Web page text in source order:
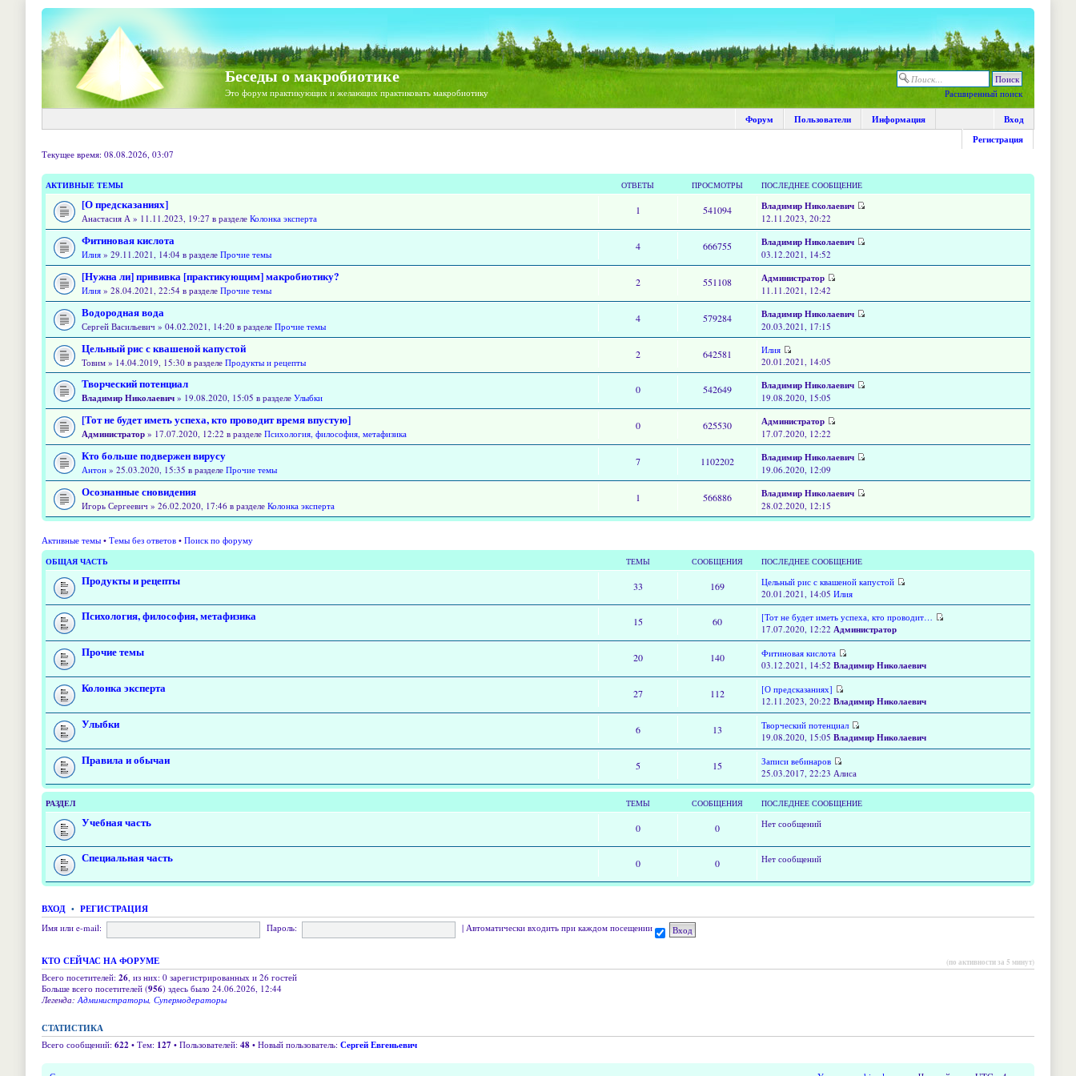
Беседы о макробиотике
Это форум практикующих и желающих практиковать макробиотику Расширенный поиск
Форум Пользователи Информация
Вход
Регистрация
Текущее время: 08.08.2026, 03:07
АКТИВНЫЕ ТЕМЫ ОТВЕТЫ ПРОСМОТРЫ ПОСЛЕДНЕЕ СООБЩЕНИЕ
[О предсказаниях]
Анастасия А » 11.11.2023, 19:27 в разделе Колонка эксперта
1 541094 Владимир Николаевич
12.11.2023, 20:22
Фитиновая кислота
Илия » 29.11.2021, 14:04 в разделе Прочие темы
4 666755 Владимир Николаевич
03.12.2021, 14:52
[Нужна ли] прививка [практикующим] макробиотику?
Илия » 28.04.2021, 22:54 в разделе Прочие темы
2 551108 Администратор
11.11.2021, 12:42
Водородная вода
Сергей Васильевич » 04.02.2021, 14:20 в разделе Прочие темы
4 579284 Владимир Николаевич
20.03.2021, 17:15
Цельный рис с квашеной капустой
Товим » 14.04.2019, 15:30 в разделе Продукты и рецепты
2 642581
Илия
20.01.2021, 14:05
Творческий потенциал
Владимир Николаевич » 19.08.2020, 15:05 в разделе Улыбки
0 542649 Владимир Николаевич
19.08.2020, 15:05
[Тот не будет иметь успеха, кто проводит время впустую]
Администратор » 17.07.2020, 12:22 в разделе Психология, философия, метафизика
0 625530 Администратор
17.07.2020, 12:22
Кто больше подвержен вирусу
Антон » 25.03.2020, 15:35 в разделе Прочие темы
7 1102202 Владимир Николаевич
19.06.2020, 12:09
Осознанные сновидения
Игорь Сергеевич » 26.02.2020, 17:46 в разделе Колонка эксперта
1 566886 Владимир Николаевич
28.02.2020, 12:15
Активные темы • Темы без ответов • Поиск по форуму
ОБЩАЯ ЧАСТЬ ТЕМЫ СООБЩЕНИЯ ПОСЛЕДНЕЕ СООБЩЕНИЕ
Продукты и рецепты 33 169
Цельный рис с квашеной капустой
20.01.2021, 14:05Илия
Психология, философия, метафизика 15 60
[Тот не будет иметь успеха, кто проводит…
17.07.2020, 12:22 Администратор
Прочие темы 20 140
Фитиновая кислота
03.12.2021, 14:52Владимир Николаевич
Колонка эксперта 27 112
[О предсказаниях]
12.11.2023, 20:22Владимир Николаевич
Улыбки 6 13
Творческий потенциал
19.08.2020, 15:05Владимир Николаевич
Правила и обычаи 5 15
Записи вебинаров
25.03.2017, 22:23 Алиса
РАЗДЕЛ ТЕМЫ СООБЩЕНИЯ ПОСЛЕДНЕЕ СООБЩЕНИЕ
Учебная часть 0 0 Нет сообщений
Специальная часть 0 0 Нет сообщений
ВХОД • РЕГИСТРАЦИЯ
Имя или e-mail: Пароль: | Автоматически входить при каждом посещении
КТО СЕЙЧАС НА ФОРУМЕ (по активности за 5 минут)
Всего посетителей: 26 , из них: 0 зарегистрированных и 26 гостей
Больше всего посетителей (956) здесь было 24.06.2026, 12:44
Легенда: Администраторы Супермодераторы
СТАТИСТИКА
Всего сообщений: 622 • Тем: 127 • Пользователей: 48 • Новый пользователь: Сергей Евгеньевич